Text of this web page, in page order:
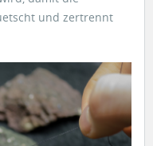
und zertrennt